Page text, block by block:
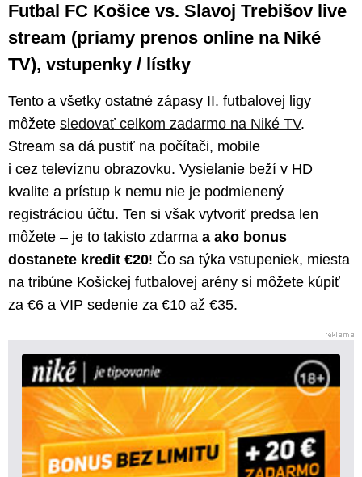
Futbal FC Košice vs. Slavoj Trebišov live
stream (priamy prenos online na Niké
TV), vstupenky / lístky
Tento a všetky ostatné zápasy II. futbalovej ligy
môžete sledovať celkom zadarmo na Niké TV.
Stream sa dá pustiť na počítači, mobile
i cez televíznu obrazovku. Vysielanie beží v HD
kvalite a prístup k nemu nie je podmienený
registráciou účtu. Ten si však vytvoriť predsa len
môžete – je to takisto zdarma a ako bonus
dostanete kredit €20! Čo sa týka vstupeniek, miesta
na tribúne Košickej futbalovej arény si môžete kúpiť
za €6 a VIP sedenie za €10 až €35.